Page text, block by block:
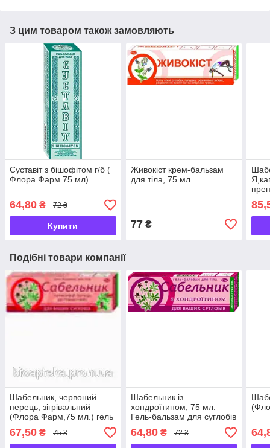
З цим товаром також замовляють
Суставіт з бішофітом г/б (
Флора Фарм 75 мл)
64,80 ₴ 72 ₴
Купити
Живокіст крем-бальзам
для тіла, 75 мл
77₴
Подібні товари компанії
Шабельник, червоний
перець, зігрівальний
(Флора Фарм,75 мл.) гель
67,50 ₴ 75 ₴
Шабельник із
хондроїтином, 75 мл.
Гель-бальзам для суглобів
64,80₴ 72 ₴